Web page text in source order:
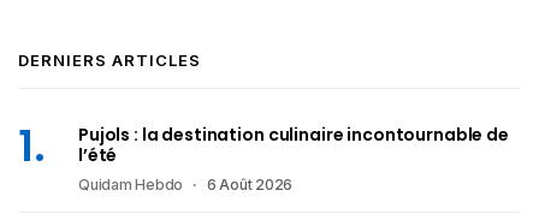
DERNIERS ARTICLES
Pujols : la destination culinaire incontournable de
l’été
Quidam Hebdo 6 Août 2026